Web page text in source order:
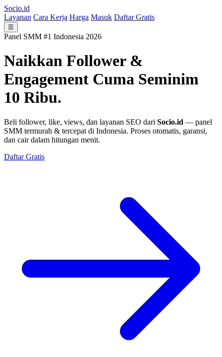
Socio.id
Layanan Cara Kerja Harga Masuk Daftar Gratis
☰
Panel SMM #1 Indonesia 2026
Naikkan Follower &
Engagement Cuma Seminim
10 Ribu.
Beli follower, like, views, dan layanan SEO dari Socio.id — panel
SMM termurah & tercepat di Indonesia. Proses otomatis, garansi,
dan cair dalam hitungan menit.
Daftar Gratis